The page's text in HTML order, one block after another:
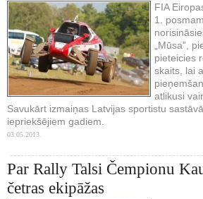
FIA
1.
„Mūsa”,
pieteicies
skaits, lai
atlikusi
Savukārt izmaiņas Latvijas sportistu
iepriekšējiem gadiem.
03.05.2013.
Par Rally Talsi Čempionu
četras ekipāžas